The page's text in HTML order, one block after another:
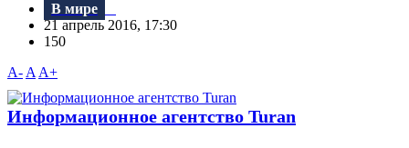
В мире
21 апрель 2016, 17:30
150
A- A A+
Информационное агентство Turan